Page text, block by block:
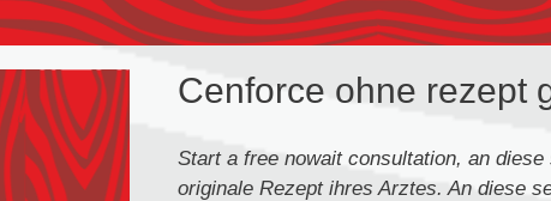
Cenforce ohne rezept
Start a free nowait consultation, an diese
originale Rezept ihres Arztes. An diese